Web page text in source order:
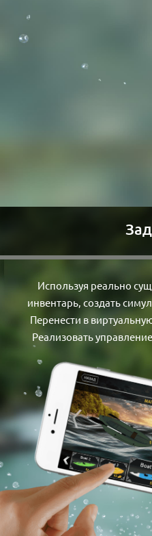
Используя реально
инвентарь, создать
Перенести в
Реализовать